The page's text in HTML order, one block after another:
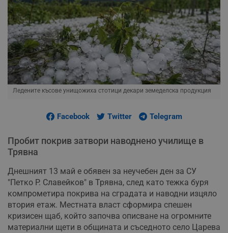
Ледените късове унищожиха стотици декари земеделска продукция
Facebook Twitter Telegram
Пробит покрив затвори наводнено училище в
Трявна
Днешният 13 май е обявен за неучебен ден за СУ
"Петко Р. Славейков" в Трявна, след като тежка буря
компрометира покрива на сградата и наводни изцяло
втория етаж. Местната власт сформира спешен
кризисен щаб, който започва описване на огромните
материални щети в общината и съседното село Царева